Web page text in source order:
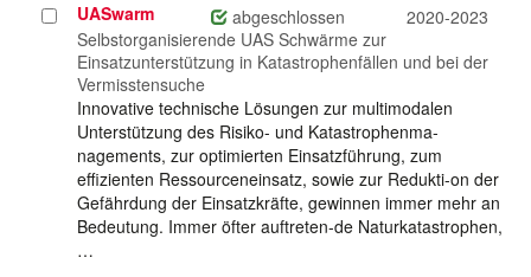
Projekt
auswählen
UASwarm abgeschlossen
2020-2023
Selbstorganisierende UAS Schwärme zur
Einsatzunterstützung in Katastrophenfällen und bei der
Vermisstensuche
Innovative technische Lösungen zur multimodalen
Unterstützung des Risiko- und Katastrophenma-
nagements, zur optimierten Einsatzführung, zum
effizienten Ressourceneinsatz, sowie zur Redukti-on der
Gefährdung der Einsatzkräfte, gewinnen immer mehr an
Bedeutung. Immer öfter auftreten-de Naturkatastrophen,
…